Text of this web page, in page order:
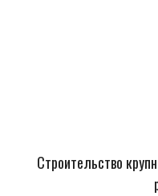
Строительство